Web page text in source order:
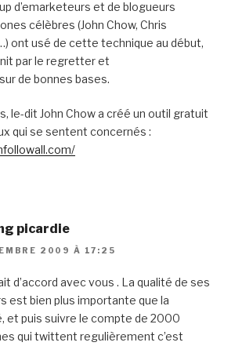
d’emarketeurs et de blogueurs
célèbres (John Chow, Chris
ont usé de cette technique au début,
par le regretter et
de bonnes bases.
le-dit John Chow a créé un outil gratuit
qui se sentent concernés :
picardie
2009 À 17:25
d’accord avec vous . La qualité de ses
est bien plus importante que la
et puis suivre le compte de 2000
qui twittent regulièrement c’est